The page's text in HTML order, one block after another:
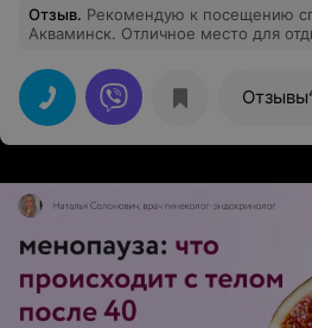
Отзыв. Рекомендую к посещению
Акваминск. Отличное место для
количеству человек за сеанс
Отзывы